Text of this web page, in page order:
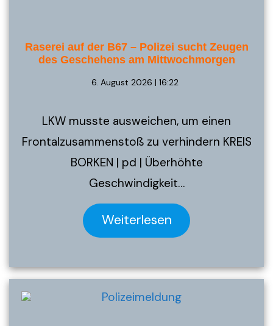
Raserei auf der B67 – Polizei sucht Zeugen
des Geschehens am Mittwochmorgen
6. August 2026 | 16:22
LKW musste ausweichen, um einen
Frontalzusammenstoß zu verhindern KREIS
BORKEN | pd | Überhöhte
Geschwindigkeit…
Weiterlesen